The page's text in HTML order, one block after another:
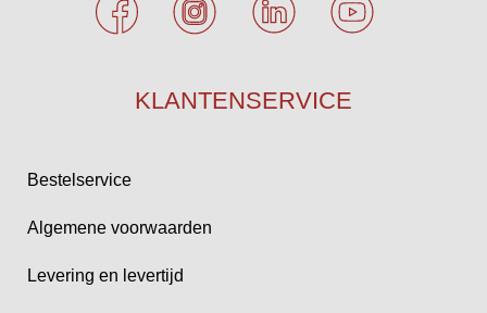
KLANTENSERVICE
Bestelservice
Algemene voorwaarden
Levering en levertijd